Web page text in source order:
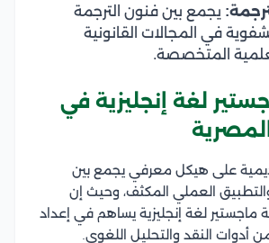
يجمع بين فنون الترجمة
في المجالات القانونية
المتخصصة.
لغة إنجليزية في
على هيكل معرفي يجمع بين
العملي المكثف، وحيث إن
ماجستير لغة إنجليزية يساهم في إعداد
أدوات النقد والتحليل اللغوي.